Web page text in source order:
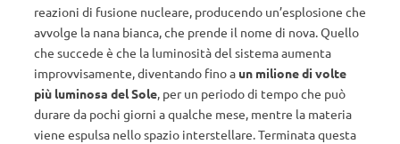
reazioni di fusione nucleare, producendo un’esplosione che
avvolge la nana bianca, che prende il nome di nova. Quello
che succede è che la luminosità del sistema aumenta
improvvisamente, diventando fino a un milione di volte
più luminosa del Sole, per un periodo di tempo che può
durare da pochi giorni a qualche mese, mentre la materia
viene espulsa nello spazio interstellare. Terminata questa